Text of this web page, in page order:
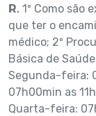
R. 1º Como são
que ter o
médico; 2º
Básica de
Segunda-feira:
07h00min as
Quarta-feira: